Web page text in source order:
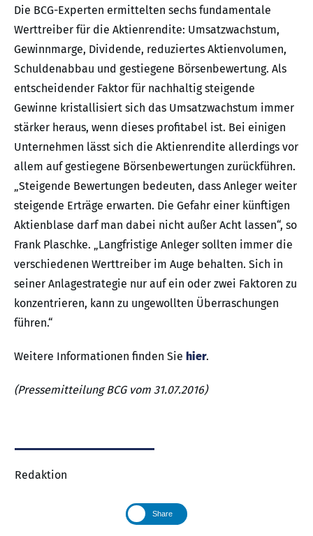
Die BCG-Experten ermittelten sechs fundamentale
Werttreiber für die Aktienrendite: Umsatzwachstum,
Gewinnmarge, Dividende, reduziertes Aktienvolumen,
Schuldenabbau und gestiegene Börsenbewertung. Als
entscheidender Faktor für nachhaltig steigende
Gewinne kristallisiert sich das Umsatzwachstum immer
stärker heraus, wenn dieses profitabel ist. Bei einigen
Unternehmen lässt sich die Aktienrendite allerdings vor
allem auf gestiegene Börsenbewertungen zurückführen.
„Steigende Bewertungen bedeuten, dass Anleger weiter
steigende Erträge erwarten. Die Gefahr einer künftigen
Aktienblase darf man dabei nicht außer Acht lassen“, so
Frank Plaschke. „Langfristige Anleger sollten immer die
verschiedenen Werttreiber im Auge behalten. Sich in
seiner Anlagestrategie nur auf ein oder zwei Faktoren zu
konzentrieren, kann zu ungewollten Überraschungen
führen.“
Weitere Informationen finden Sie hier.
(Pressemitteilung BCG vom 31.07.2016)
Redaktion
Share